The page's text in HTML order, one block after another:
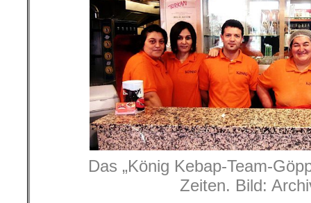
Das „König Kebap-Team-
Zeiten. Bild: